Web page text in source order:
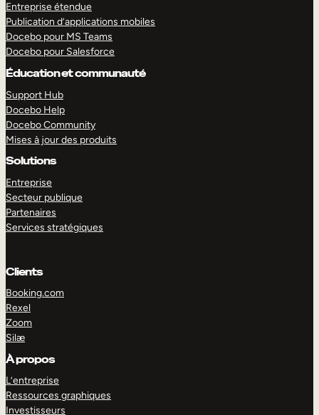
Entreprise étendue
Publication d’applications mobiles
Docebo pour MS Teams
Docebo pour Salesforce
Éducation et communauté
Support Hub
Docebo Help
Docebo Community
Mises à jour des produits
Solutions
Entreprise
Secteur publique
Partenaires
Services stratégiques
Clients
Booking.com
Rexel
Zoom
Silæ
À propos
L’entreprise
Ressources graphiques
Investisseurs